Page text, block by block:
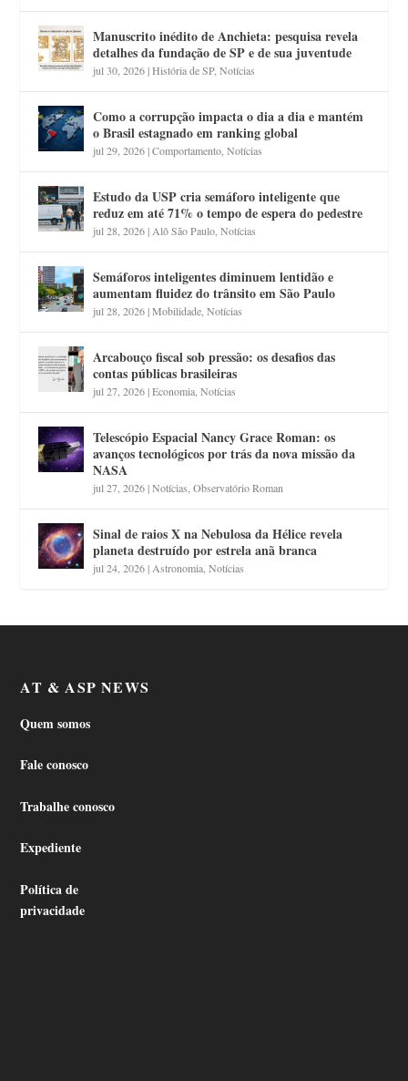
Manuscrito inédito de Anchieta: pesquisa revela
detalhes da fundação de SP e de sua juventude
jul 30, 2026|História de SP,Notícias
Como a corrupção impacta o dia a dia e mantém
o Brasil estagnado em ranking global
jul 29, 2026|Comportamento ,Notícias
Estudo da USP cria semáforo inteligente que
reduz em até 71% o tempo de espera do pedestre
jul 28, 2026| Alô São Paulo ,Notícias
Semáforos inteligentes diminuem lentidão e
aumentam fluidez do trânsito em São Paulo
jul 28, 2026|Mobilidade ,Notícias
Arcabouço fiscal sob pressão: os desafios das
contas públicas brasileiras
jul 27, 2026|Economia ,Notícias
Telescópio Espacial Nancy Grace Roman: os
avanços tecnológicos por trás da nova missão da
NASA
jul 27, 2026|Notícias ,Observatório Roman
Sinal de raios X na Nebulosa da Hélice revela
planeta destruído por estrela anã branca
jul 24, 2026| Astronomia ,Notícias
AT & ASP NEWS
Quem somos
Fale conosco
Trabalhe conosco
Expediente
Política de
privacidade